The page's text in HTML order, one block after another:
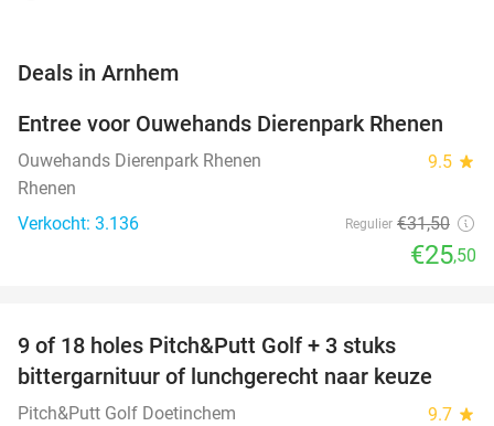
Deals in Arnhem
19%
Entree voor Ouwehands Dierenpark Rhenen
Ouwehands Dierenpark Rhenen 9.5 star
Rhenen
Verkocht: 3.136
Regulier €31,50
€25,50
9 of 18 holes Pitch&Putt Golf + 3 stuks
bittergarnituur of lunchgerecht naar keuze
Pitch&Putt Golf Doetinchem 9.7 star